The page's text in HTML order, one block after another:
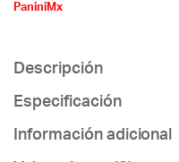
PaniniMx
Descripción
Especificación
Información adicional